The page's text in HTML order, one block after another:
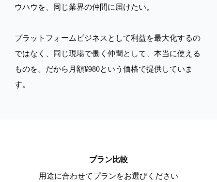
ウハウを、同じ業界の仲間に届けたい。
プラットフォームビジネスとして利益を最大化するの
ではなく、同じ現場で働く仲間として、本当に使える
ものを。だから月額¥980という価格で提供していま
す。
プラン比較
用途に合わせてプランをお選びください